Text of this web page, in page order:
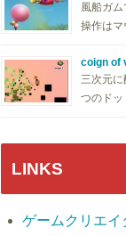
風船ガム
操作は
coign of
三次元に
つのド
LINKS
ゲームクリエイ